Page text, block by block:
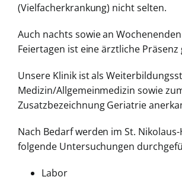
(Vielfacherkrankung) nicht selten.
Auch nachts sowie an
Feiertagen ist eine ärztliche
Unsere Klinik ist als
Medizin/Allgemeinmedizin sowie
Zusatzbezeichnung Geriatrie
Nach Bedarf werden im St.
folgende Untersuchungen
Labor